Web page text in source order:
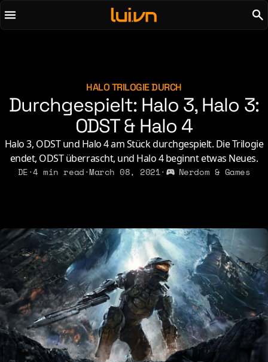
To main content
To menu
Code
Concrete & Steel
Curiosity & Science
Digital Life
Music
Nerdom & Games
Personal Lore
Politics & Ideology
2022
2017
2016
2012
2008
About Contact
HALO TRILOGIE DURCH
Durchgespielt: Halo 3, Halo 3:
ODST & Halo 4
Halo 3, ODST und Halo 4 am Stück durchgespielt. Die Trilogie
endet, ODST überrascht, und Halo 4 beginnt etwas Neues.
DE·4 min read·March 08, 2021· Nerdom & Games